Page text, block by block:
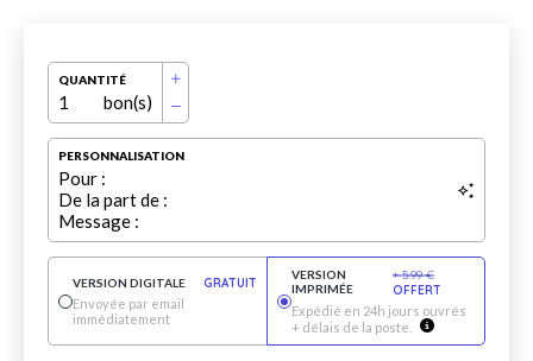
QUANTITÉ
1 bon(s)
PERSONNALISATION
Pour :
De la part de :
Message :
VERSION DIGITALE
GRATUIT
Envoyée par email
immédiatement
VERSION
IMPRIMÉE
+5.99 €
OFFERT
Expédié en 24h jours ouvrés
+ délais de la poste.